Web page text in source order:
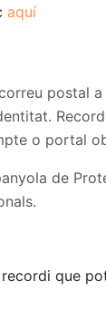
aquí
postal
o portal
de
que